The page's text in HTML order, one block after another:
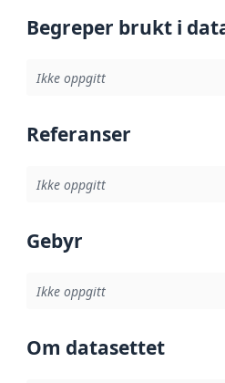
Begreper brukt i
Ikke oppgitt
Referanser
Ikke oppgitt
Gebyr
Ikke oppgitt
Om datasettet